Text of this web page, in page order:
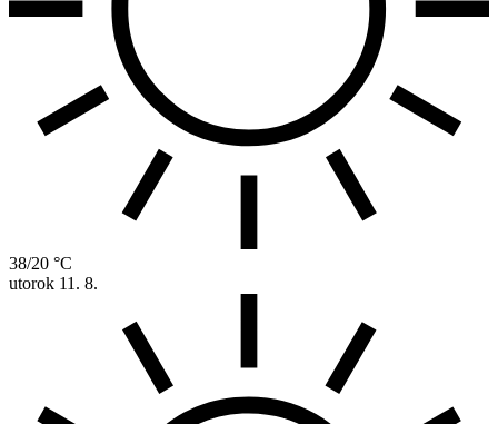
38/20 °C
utorok 11. 8.